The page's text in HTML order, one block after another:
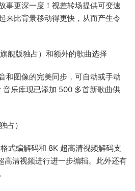
事更深一度！视差转场提供可变速
来比背景移动得更快，从而产生令
舰版独占）和额外的歌曲选择
和图像的完美同步，可自动或手动
乐库现已添加 500 多首新歌曲供
占）
式编解码和 8K 超高清视频解码支
高清视频进行进一步编辑。此外还有